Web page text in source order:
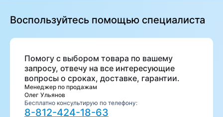
Воспользуйтесь помощью специалиста
Помогу с выбором товара по вашему
запросу, отвечу на все интересующие
вопросы о сроках, доставке, гарантии.
Менеджер по продажам
Олег Ульянов
Бесплатно консультирую по телефону:
8-812-424-18-63